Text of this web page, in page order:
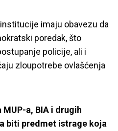
imaju obavezu da
poredak, što
policije, ali i
zloupotrebe ovlašćenja
a, BIA i drugih
biti predmet istrage koja